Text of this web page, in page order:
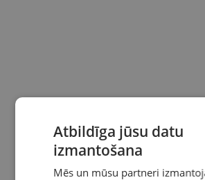
Atbildīga jūsu datu
izmantošana
Mēs un mūsu partneri